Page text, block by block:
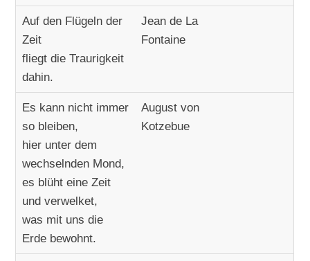
Auf den Flügeln der
Zeit
fliegt die Traurigkeit
dahin.
Jean de La
Fontaine
Es kann nicht immer
so bleiben,
hier unter dem
wechselnden Mond,
es blüht eine Zeit
und verwelket,
was mit uns die
Erde bewohnt.
August von
Kotzebue